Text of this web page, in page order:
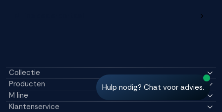
Hulp nodig? Chat voor advies.
Collectie
Producten
M line
Klantenservice